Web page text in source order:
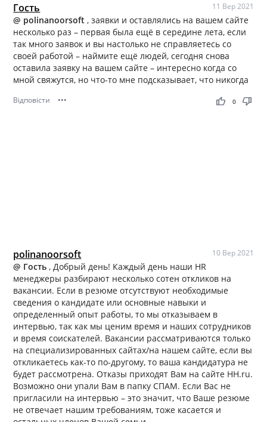
Гость 11 Вер 2021
@ polinanoorsoft , заявки и оставлялись на вашем сайте
несколько раз – первая была ещё в середине лета, если
так много заявок и вы настолько не справляетесь со
своей работой – наймите ещё людей, сегодня снова
оставила заявку на вашем сайте – интересно когда со
мной свяжутся, но что-то мне подсказывает, что никогда
Відповісти ••• thumb_up thumb_down
0
polinanoorsoft 10 Вер 2021
@ Гость , Добрый день! Каждый день наши HR
менеджеры разбирают несколько сотен откликов на
вакансии. Если в резюме отсутствуют необходимые
сведения о кандидате или основные навыки и
определенный опыт работы, то мы отказываем в
интервью, так как мы ценим время и наших сотрудников
и время соискателей. Вакансии рассматриваются только
на специализированных сайтах/на нашем сайте, если вы
откликаетесь как-то по-другому, то ваша кандидатура не
будет рассмотрена. Отказы приходят Вам на сайте HH.ru.
Возможно они упали Вам в папку СПАМ. Если Вас не
пригласили на интервью – это значит, что Ваше резюме
не отвечает нашим требованиям, тоже касается и